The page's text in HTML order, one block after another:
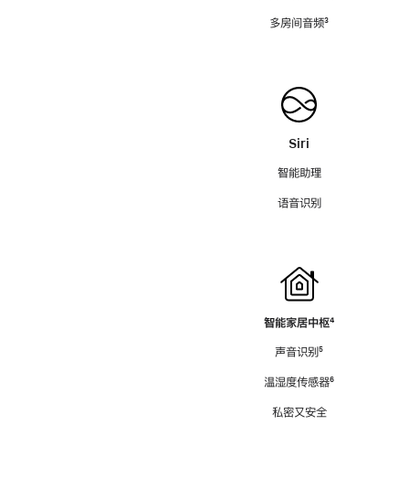
多房间音频脚
³
Siri
智能助理
语音识别
智能家居中枢脚
⁴
声音识别脚
⁵
温湿度传感器脚
⁶
私密又安全